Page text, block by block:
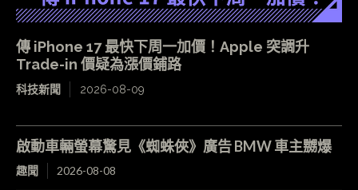
傳 iPhone 17 最快下周一加價！Apple 突調升
Trade-in 價疑為漲價鋪路
科技新聞 2026-08-09
啟動車輛螢幕驚見《蜘蛛俠》廣告 BMW 車主嬲爆
趣聞 2026-08-08